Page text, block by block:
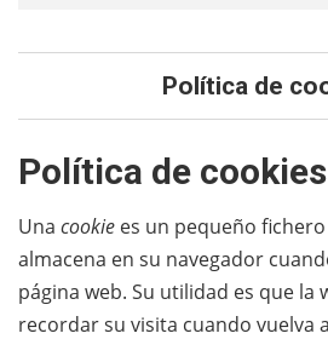
Política de
Política de cookies
Una cookie es un pequeño
almacena en su navegador
página web. Su utilidad es que la
recordar su visita cuando vuelva